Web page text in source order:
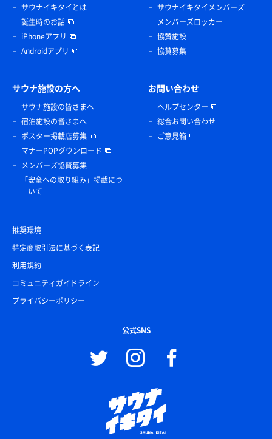
サウナイキタイとは
誕生時のお話
iPhoneアプリ
Androidアプリ
サウナイキタイメンバーズ
メンバーズロッカー
協賛施設
協賛募集
サウナ施設の方へ
サウナ施設の皆さまへ
宿泊施設の皆さまへ
ポスター掲載店募集
マナーPOPダウンロード
メンバーズ協賛募集
「安全への取り組み」掲載につ
いて
お問い合わせ
ヘルプセンター
総合お問い合わせ
ご意見箱
推奨環境
特定商取引法に基づく表記
利用規約
コミュニティガイドライン
プライバシーポリシー
公式SNS